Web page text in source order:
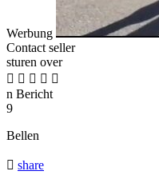
Werbung
Contact seller
sturen over
    
n Bericht
9
Bellen
 share